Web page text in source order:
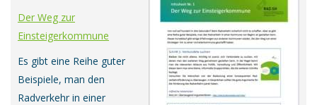
Der Weg zur
Einsteigerkommune
Es gibt eine Reihe guter
Beispiele, man den
Radverkehr in einer